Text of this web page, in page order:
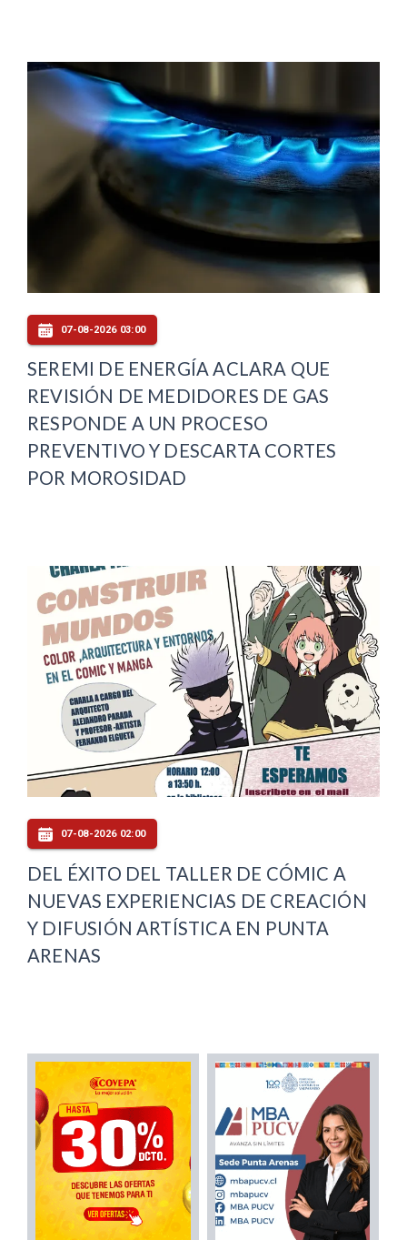
07-08-2026 03:00
SEREMI DE ENERGÍA ACLARA QUE
REVISIÓN DE MEDIDORES DE GAS
RESPONDE A UN PROCESO
PREVENTIVO Y DESCARTA CORTES
POR MOROSIDAD
07-08-2026 02:00
DEL ÉXITO DEL TALLER DE CÓMIC A
NUEVAS EXPERIENCIAS DE CREACIÓN
Y DIFUSIÓN ARTÍSTICA EN PUNTA
ARENAS